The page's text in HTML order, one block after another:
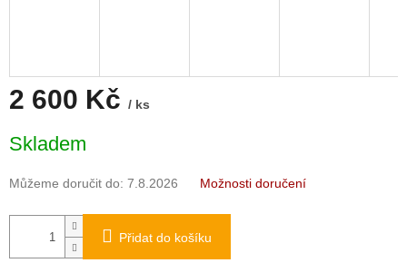
2 600 Kč / ks
cena:
Skladem
Můžeme doručit do: 7.8.2026 Možnosti doručení
Přidat do košíku